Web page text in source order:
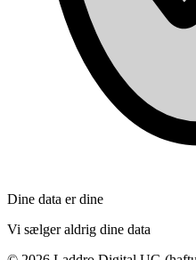
Dine data er dine
Vi sælger aldrig dine data